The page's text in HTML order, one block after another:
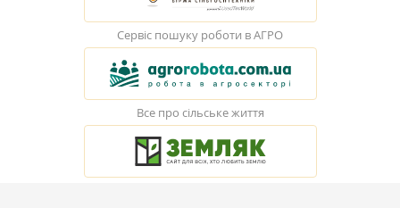
Сервіс пошуку роботи в АГРО
Все про сільське життя